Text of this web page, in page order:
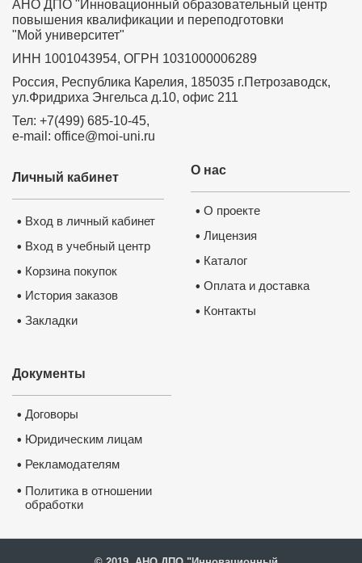
АНО ДПО "Инновационный образовательный центр
повышения квалификации и переподготовки
"Мой университет"
ИНН 1001043954, ОГРН 1031000006289
Россия, Республика Карелия, 185035 г.Петрозаводск,
ул.Фридриха Энгельса д.10, офис 211
Тел: +7(499) 685-10-45,
e-mail: office@moi-uni.ru
О нас
• О проекте
• Лицензия
• Каталог
• Оплата и доставка
• Контакты
Личный кабинет
• Вход в личный кабинет
• Вход в учебный центр
• Корзина покупок
• История заказов
• Закладки
Документы
• Договоры
• Юридическим лицам
• Рекламодателям
• Политика в отношении
обработки